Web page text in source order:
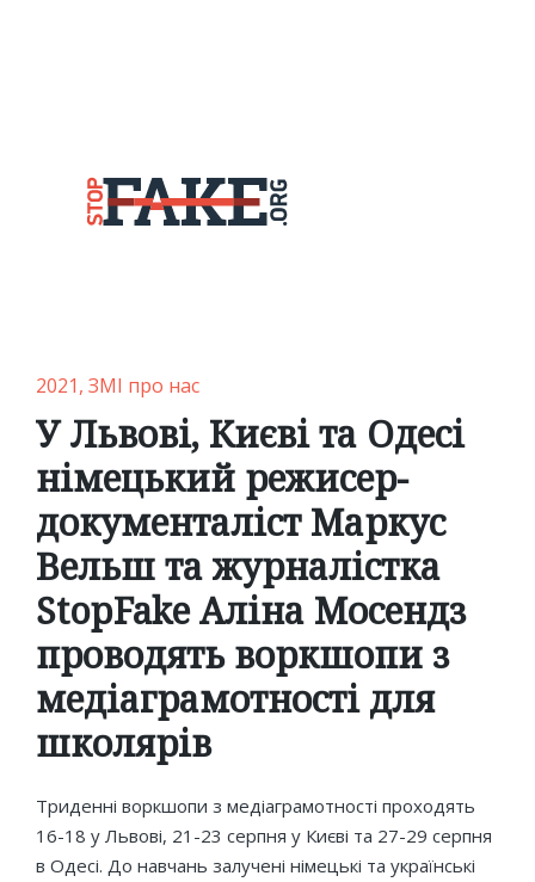
Posted
in
2021 ЗМІ про нас
У Львові, Києві та Одесі
німецький режисер-
документаліст Маркус
Вельш та журналістка
StopFake Аліна Мосендз
проводять воркшопи з
медіаграмотності для
школярів
Триденні воркшопи з медіаграмотності проходять
16-18 у Львові, 21-23 серпня у Києві та 27-29 серпня
в Одесі. До навчань залучені німецькі та українські